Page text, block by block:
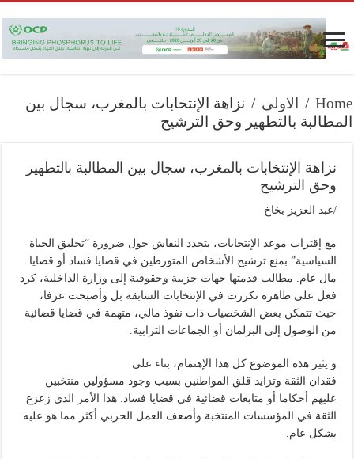
Home
/ الاولى / نزاهة الإنتخابات بالمغرب، سجال بين
المطالبة بالتطهير وحق الترشيح
نزاهة الإنتخابات بالمغرب، سجال بين المطالبة بالتطهير
وحق الترشيح
/عبد العزيز بخاخ
​مع إقتراب موعد الإنتخابات، يتجدد النقاش حول ضرورة “تخليق الحياة
السياسية” بمنع ترشيح الأشخاص المتورطين في قضايا فساد أو قضايا
مال عام. مطالب قدمتها جهات حزبية وحقوقية إلى وزارة الداخلية، كرد
فعل على ظاهرة تكررت في الإنتخابات السابقة بل وأصبحت عرفا،
حيث تتمكن بعض الشخصيات ذات نفوذ مالي، متهمة في قضايا قضائية
من الوصول إلى البرلمان أو الجماعات الترابية.
​و يثير هذه الموضوع كل هذا الإهتمام، بناء على
​فقدان الثقة وتزايد قلق المواطنين بسبب وجود مسؤولين منتخبين
عليهم أحكاما أو متابعات قضائية في قضايا فساد. هذا الأمر الذي زعزع
الثقة في المؤسسات المنتخبة وأضعف العمل الحزبي أكثر مما هو عليه
بشكل عام.